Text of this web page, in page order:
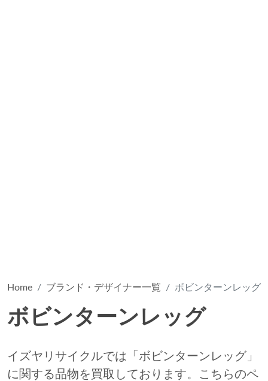
Home ブランド・デザイナー一覧 ボビンターンレッグ
ボビンターンレッグ
イズヤリサイクルでは「ボビンターンレッグ」
に関する品物を買取しております。こちらのペ